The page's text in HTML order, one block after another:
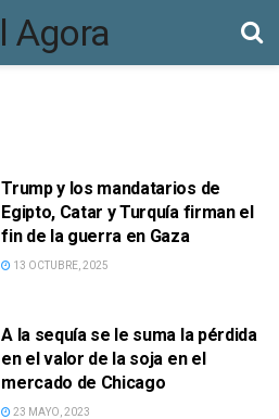
Trump y los mandatarios de
Egipto, Catar y Turquía firman el
fin de la guerra en Gaza
13 OCTUBRE, 2025
A la sequía se le suma la pérdida
en el valor de la soja en el
mercado de Chicago
23 MAYO, 2023